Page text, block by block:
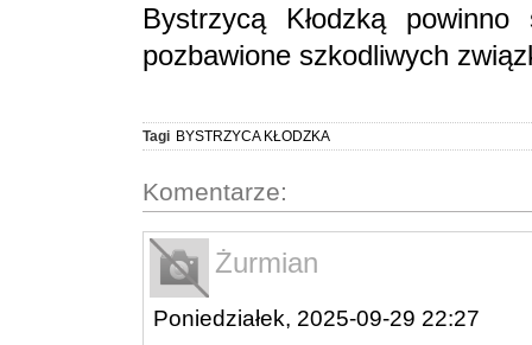
Bystrzycą Kłodzką
pozbawione szkodliwych
Tagi BYSTRZYCA KŁODZKA
Komentarze:
Żurmian
Poniedziałek, 2025-09-29 22:27